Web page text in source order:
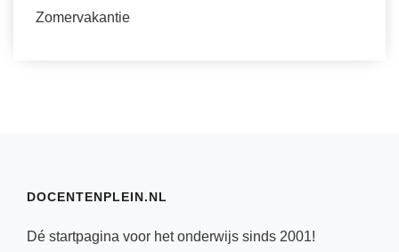
Zomervakantie
DOCENTENPLEIN.NL
Dé startpagina voor het onderwijs sinds 2001!